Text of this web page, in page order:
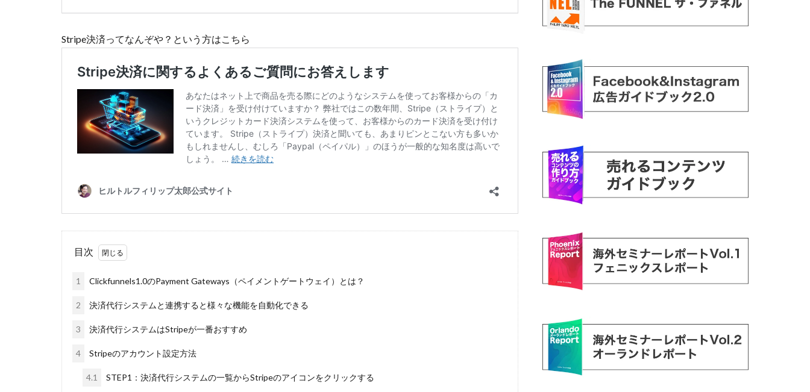
Stripe決済ってなんぞや？という方はこちら
目次
1 Clickfunnels1.0のPayment Gateways（ペイメントゲートウェイ）とは？
2 決済代行システムと連携すると様々な機能を自動化できる
3 決済代行システムはStripeが一番おすすめ
4 Stripeのアカウント設定方法
4.1 STEP1：決済代行システムの一覧からStripeのアイコンをクリックする